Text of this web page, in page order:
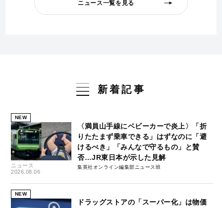
ニュース一覧を見る
新着記事
NEW
ニュース
2026.08.06
〈満員山手線にベビーカーで炎上〉「折
りたたまず乗車できる」はずなのに「避
けるべき」「みんなで守るもの」と賛
否…JR東日本が示した見解
集英社オンライン編集部ニュース班
NEW
ドラッグストアの「スーパー化」は物価